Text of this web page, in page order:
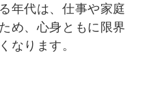
年代は、仕事や家庭
め、心身ともに限界
なります。